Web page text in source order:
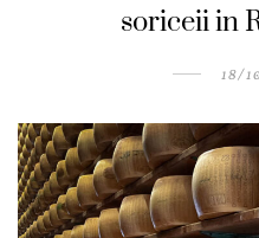
soriceii in
18/